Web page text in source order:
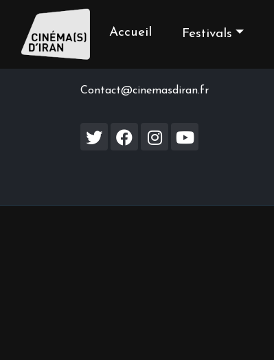
Accueil Festivals
Contact us
Contact@cinemasdiran.fr